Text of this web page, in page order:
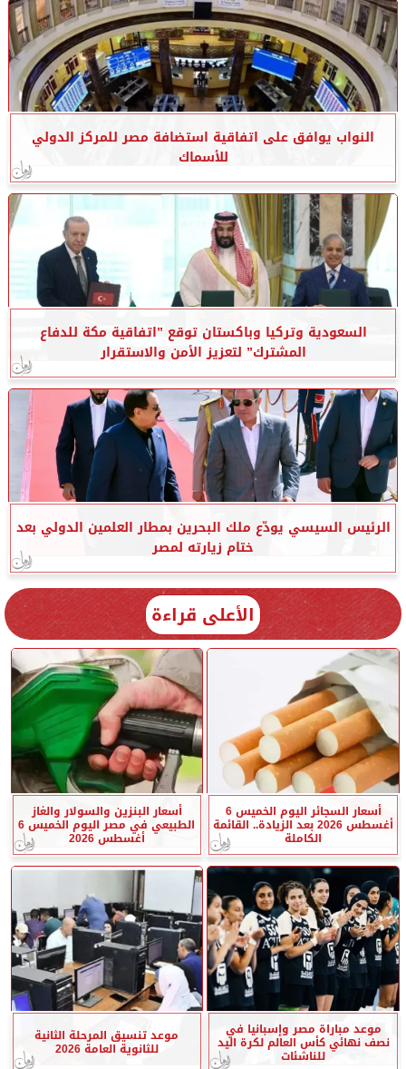
النواب يوافق على اتفاقية استضافة مصر للمركز الدولي
للأسماك
السعودية وتركيا وباكستان توقع ”اتفاقية مكة للدفاع
المشترك” لتعزيز الأمن والاستقرار
الرئيس السيسي يودّع ملك البحرين بمطار العلمين الدولي بعد
ختام زيارته لمصر
الأعلى قراءة
أسعار السجائر اليوم الخميس 6
أغسطس 2026 بعد الزيادة.. القائمة
الكاملة
أسعار البنزين والسولار والغاز
الطبيعي في مصر اليوم الخميس 6
أغسطس 2026
موعد مباراة مصر وإسبانيا في
نصف نهائي كأس العالم لكرة اليد
للناشئات
موعد تنسيق المرحلة الثانية
للثانوية العامة 2026